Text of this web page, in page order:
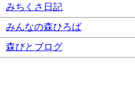
みちくさ日記
みんなの森ひろば
森びとブログ